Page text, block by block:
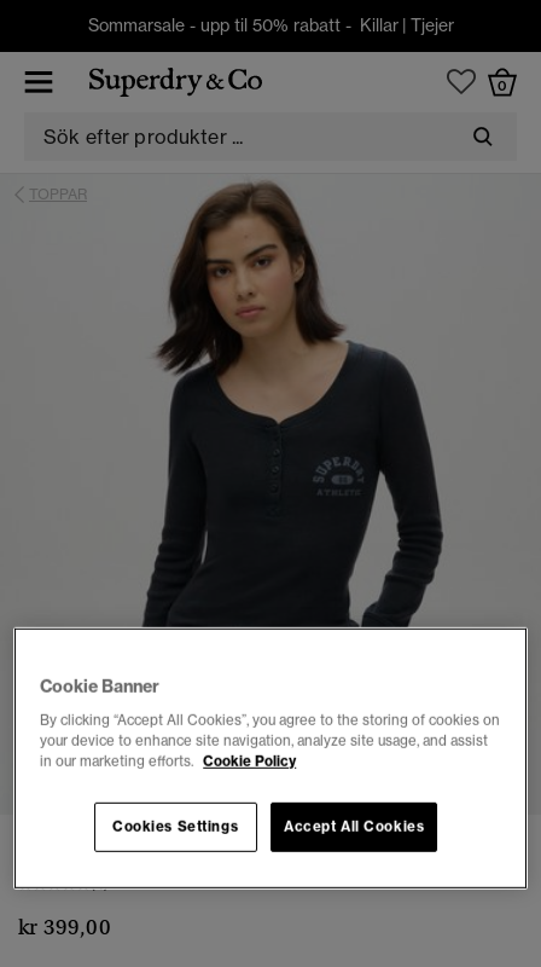
Sommarsale - upp til 50% rabatt - Killar| Tjejer
0
TOPPAR
1 2 3 4 5 6
Athletic Långärmad Skjorta med Knappar
(4)
kr 399,00
Cookie Banner
By clicking “Accept All Cookies”, you agree to the storing of cookies on
your device to enhance site navigation, analyze site usage, and assist
in our marketing efforts. Cookie Policy
Accept All Cookies
Cookies Settings